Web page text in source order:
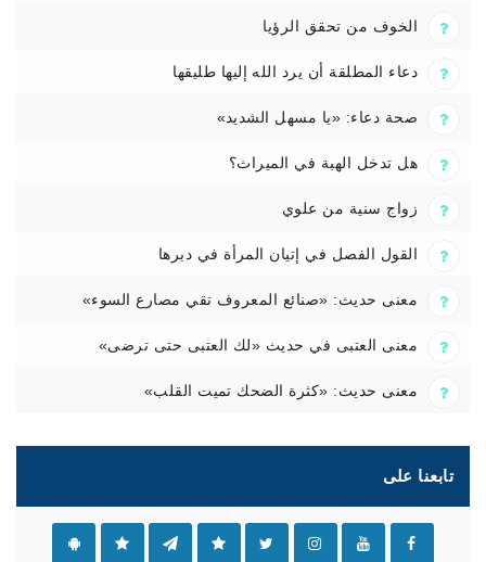
الخوف من تحقق الرؤيا
دعاء المطلقة أن يرد الله إليها طليقها
صحة دعاء: «يا مسهل الشديد»
هل تدخل الهبة في الميراث؟
زواج سنية من علوي
القول الفصل في إتيان المرأة في دبرها
معنى حديث: «صنائع المعروف تقي مصارع السوء»
معنى العتبى في حديث «لك العتبى حتى ترضى»
معنى حديث: «كثرة الضحك تميت القلب»
تابعنا على